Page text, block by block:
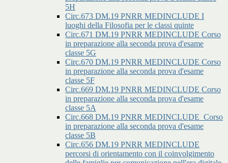
5H
Circ.673 DM.19 PNRR MEDINCLUDE I
luoghi della Filosofia per le classi quinte
Circ.671 DM.19 PNRR MEDINCLUDE Corso
in preparazione alla seconda prova d'esame
classe 5G
Circ.670 DM.19 PNRR MEDINCLUDE Corso
in preparazione alla seconda prova d'esame
classe 5F
Circ.669 DM.19 PNRR MEDINCLUDE Corso
in preparazione alla seconda prova d'esame
classe 5A
Circ.668 DM.19 PNRR MEDINCLUDE_Corso
in preparazione alla seconda prova d'esame
classe 5B
Circ.656 DM.19 PNRR MEDINCLUDE
percorsi di orientamento con il coinvolgimento